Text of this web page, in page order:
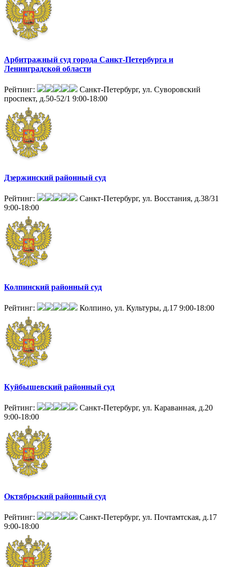
Арбитражный суд города Санкт-Петербурга и
Ленинградской области
Рейтинг:
Санкт-Петербург, ул. Суворовский
проспект, д.50-52/1 9:00-18:00
Дзержинский районный суд
Рейтинг:
Санкт-Петербург, ул. Восстания, д.38/31
9:00-18:00
Колпинский районный суд
Рейтинг: Колпино, ул. Культуры, д.17 9:00-18:00
Куйбышевский районный суд
Рейтинг:
Санкт-Петербург, ул. Караванная, д.20
9:00-18:00
Октябрьский районный суд
Рейтинг:
Санкт-Петербург, ул. Почтамтская, д.17
9:00-18:00